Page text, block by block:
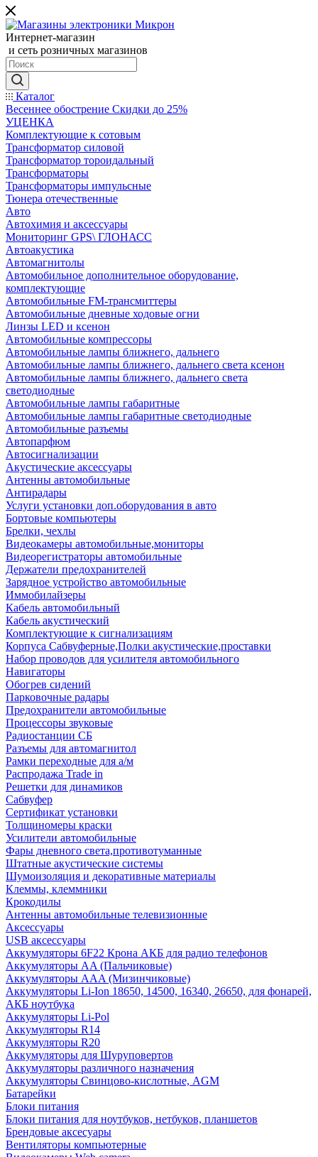
Интернет-магазин
и сеть розничных магазинов
Каталог
Весеннее обострение Скидки до 25%
УЦЕНКА
Комплектующие к сотовым
Трансформатор силовой
Трансформатор тороидальный
Трансформаторы
Трансформаторы импульсные
Тюнера отечественные
Авто
Автохимия и аксессуары
Мониторинг GPS\ ГЛОНАСС
Автоакустика
Автомагнитолы
Автомобильное дополнительное оборудование,
комплектующие
Автомобильные FM-трансмиттеры
Автомобильные дневные ходовые огни
Линзы LED и ксенон
Автомобильные компрессоры
Автомобильные лампы ближнего, дальнего
Автомобильные лампы ближнего, дальнего света ксенон
Автомобильные лампы ближнего, дальнего света
светодиодные
Автомобильные лампы габаритные
Автомобильные лампы габаритные светодиодные
Автомобильные разъемы
Автопарфюм
Автосигнализации
Акустические аксессуары
Антенны автомобильные
Антирадары
Услуги установки доп.оборудования в авто
Бортовые компьютеры
Брелки, чехлы
Видеокамеры автомобильные,мониторы
Видеорегистраторы автомобильные
Держатели предохранителей
Зарядное устройство автомобильные
Иммобилайзеры
Кабель автомобильный
Кабель акустический
Комплектующие к сигнализациям
Корпуса Сабвуферные,Полки акустические,проставки
Набор проводов для усилителя автомобильного
Навигаторы
Обогрев сидений
Парковочные радары
Предохранители автомобильные
Процессоры звуковые
Радиостанции СБ
Разъемы для автомагнитол
Рамки переходные для а/м
Распродажа Trade in
Решетки для динамиков
Сабвуфер
Сертификат установки
Толщиномеры краски
Усилители автомобильные
Фары дневного света,противотуманные
Штатные акустические системы
Шумоизоляция и декоративные материалы
Клеммы, клеммники
Крокодилы
Антенны автомобильные телевизионные
Аксессуары
USB аксессуары
Аккумуляторы 6F22 Крона АКБ для радио телефонов
Аккумуляторы AA (Пальчиковые)
Аккумуляторы AAA (Мизинчиковые)
Аккумуляторы Li-Ion 18650, 14500, 16340, 26650, для фонарей,
АКБ ноутбука
Аккумуляторы Li-Pol
Аккумуляторы R14
Аккумуляторы R20
Аккумуляторы для Шуруповертов
Аккумуляторы различного назначения
Аккумуляторы Свинцово-кислотные, AGM
Батарейки
Блоки питания
Блоки питания для ноутбуков, нетбуков, планшетов
Брендовые аксесуары
Вентиляторы компьютерные